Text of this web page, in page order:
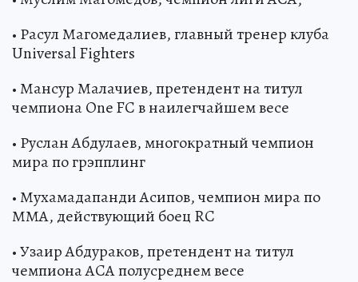
• Расул Магомедалиев, главный тренер клуба
Universal Fighters
• Мансур Малачиев, претендент на титул
чемпиона One FC в наилегчайшем весе
• Руслан Абдулаев, многократный чемпион
мира по грэпплинг
• Мухамадапанди Асипов, чемпион мира по
ММА, действующий боец RC
• Узаир Абдураков, претендент на титул
чемпиона ACA полусреднем весе